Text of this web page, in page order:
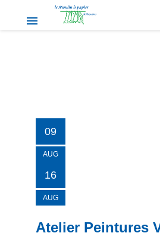

09
AUG
16
AUG
Atelier Peintures